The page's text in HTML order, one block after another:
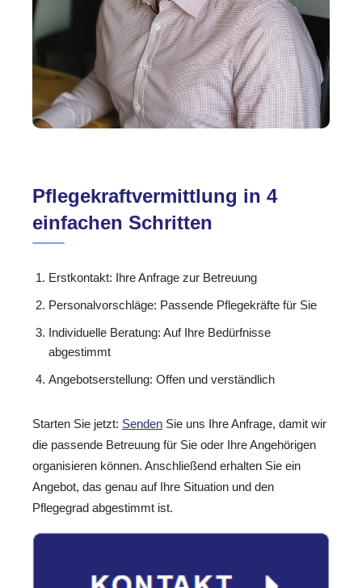
Pflegekraftvermittlung in 4
einfachen Schritten
Erstkontakt: Ihre Anfrage zur Betreuung
Personalvorschläge: Passende Pflegekräfte für Sie
Individuelle Beratung: Auf Ihre Bedürfnisse
abgestimmt
Angebotserstellung: Offen und verständlich
Starten Sie jetzt: Senden Sie uns Ihre Anfrage, damit wir
die passende Betreuung für Sie oder Ihre Angehörigen
organisieren können. Anschließend erhalten Sie ein
Angebot, das genau auf Ihre Situation und den
Pflegegrad abgestimmt ist.